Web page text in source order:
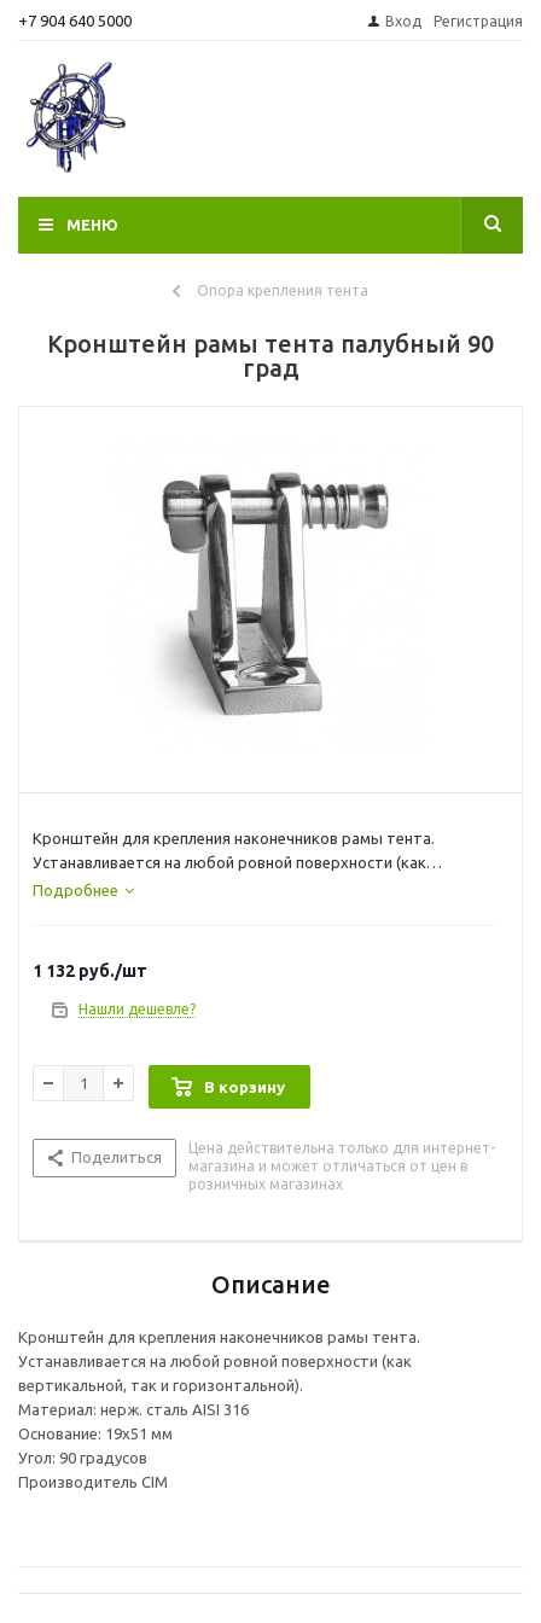
+7 904 640 5000 Вход Регистрация
МЕНЮ
Опора крепления тента
Кронштейн рамы тента палубный 90
град
Кронштейн для крепления наконечников рамы тента.
Устанавливается на любой ровной поверхности (как
вертикальной, так и горизонтальной).
Угол: 90 градусов
Производитель CIM
Подробнее
1 132 руб./шт
Нашли дешевле?
В корзину
Поделиться
Цена действительна только для интернет-
магазина и может отличаться от цен в
розничных магазинах
Описание
Кронштейн для крепления наконечников рамы тента.
Устанавливается на любой ровной поверхности (как
вертикальной, так и горизонтальной).
Материал: нерж. сталь AISI 316
Основание: 19х51 мм
Угол: 90 градусов
Производитель CIM